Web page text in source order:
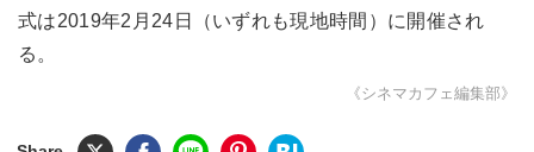
式は2019年2月24日（いずれも現地時間）に開催され
る。
《シネマカフェ編集部》